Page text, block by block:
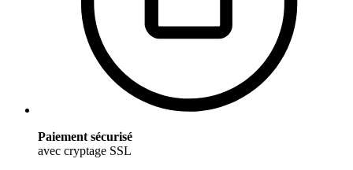
Paiement sécurisé
avec cryptage SSL